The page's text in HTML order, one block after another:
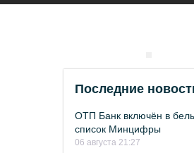
Последние
ОТП Банк включён в
список Минцифры
06 августа 21:27